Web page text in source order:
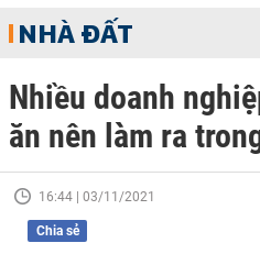
NHÀ ĐẤT
Nhiều doanh
ăn nên làm ra
16:44 | 03/11/2021
Chia sẻ